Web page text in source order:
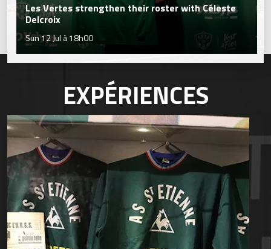
Les Vertes strengthen their roster with Céleste
Delcroix
Sun 12 Jul à 18h00
EXPÉRIENCES